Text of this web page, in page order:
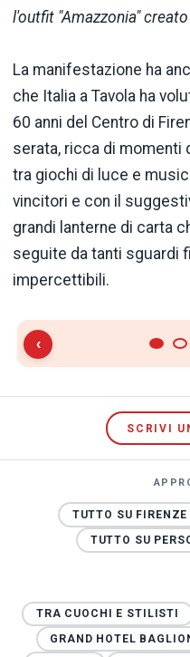
l'outfit "Amazzonia"
La manifestazione ha
che Italia a Tavola ha
60 anni del Centro di
serata, ricca di momenti
tra giochi di luce e
vincitori e con il
grandi lanterne di carta
seguite da tanti sguardi
impercettibili.
‹
SCRIVI
TUTTO SU FIRENZE
TUTTO SU
TRA CUOCHI E STILISTI
GRAND HOTEL